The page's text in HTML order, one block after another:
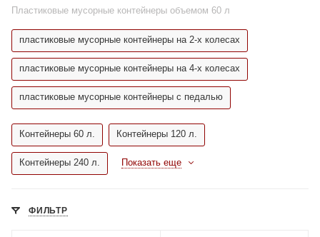
Пластиковые мусорные контейнеры объемом 60 л
пластиковые мусорные контейнеры на 2-х колесах
пластиковые мусорные контейнеры на 4-х колесах
пластиковые мусорные контейнеры с педалью
Контейнеры 60 л. Контейнеры 120 л.
Контейнеры 240 л. Показать еще
ФИЛЬТР